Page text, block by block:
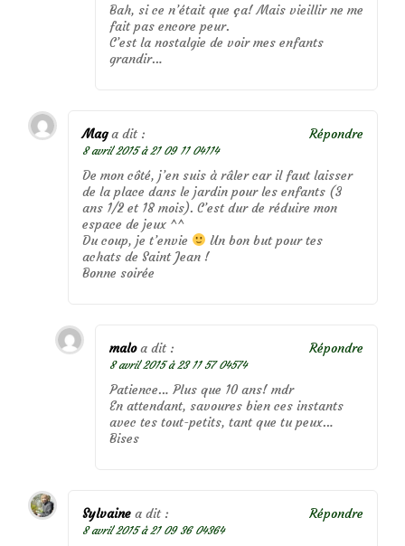
Bah, si ce n’était que ça! Mais vieillir ne me
fait pas encore peur.
C’est la nostalgie de voir mes enfants
grandir…
Mag a dit :
8 avril 2015 à 21 09 11 04114
De mon côté, j’en suis à râler car il faut laisser
de la place dans le jardin pour les enfants (3
ans 1/2 et 18 mois). C’est dur de réduire mon
espace de jeux ^^
Du coup, je t’envie
Un bon but pour tes
achats de Saint Jean !
Bonne soirée
Répondre
malo a dit :
8 avril 2015 à 23 11 57 04574
Patience… Plus que 10 ans! mdr
En attendant, savoures bien ces instants
avec tes tout-petits, tant que tu peux…
Bises
Répondre
Sylvaine a dit :
8 avril 2015 à 21 09 36 04364
Répondre